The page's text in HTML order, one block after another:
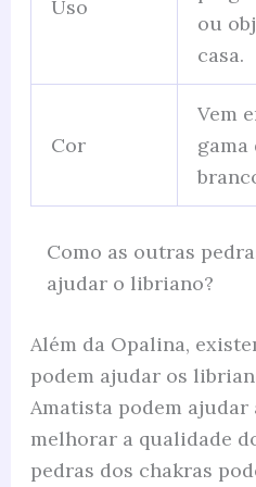
Uso
ou
casa.
Cor
Vem
Como as outras
ajudar o libriano?
Além da Opalina,
podem ajudar os
Amatista podem ajudar
melhorar a qualidade
pedras dos chakras